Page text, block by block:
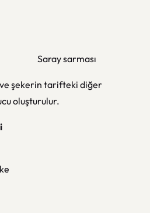
şekerin tarifteki diğer
oluşturulur.